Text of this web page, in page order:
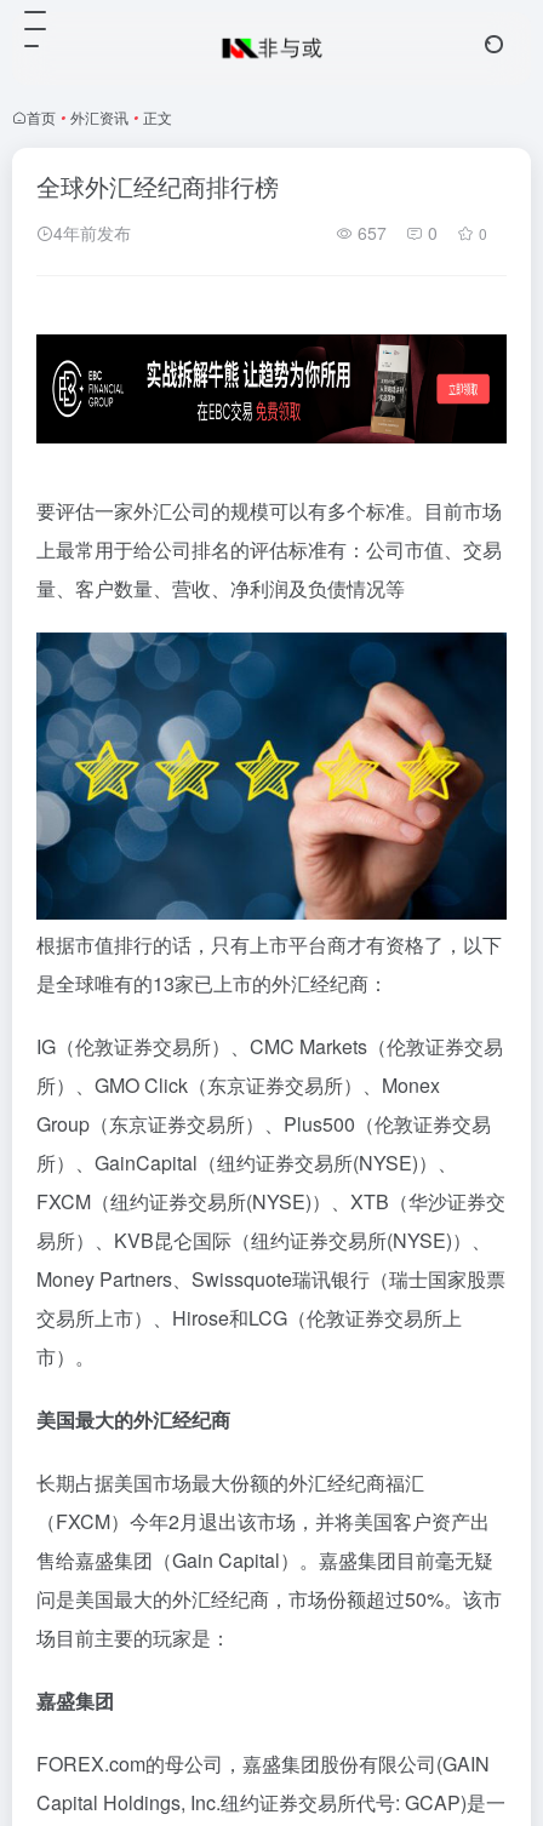
首页 • 外汇资讯 • 正文
全球外汇经纪商排行榜
4年前发布 657 0 0
要评估一家外汇公司的规模可以有多个标准。目前市场
上最常用于给公司排名的评估标准有：公司市值、交易
量、客户数量、营收、净利润及负债情况等
根据市值排行的话，只有上市平台商才有资格了，以下
是全球唯有的13家已上市的外汇经纪商：
IG（伦敦证券交易所）、CMC Markets（伦敦证券交易
所）、GMO Click（东京证券交易所）、Monex
Group（东京证券交易所）、Plus500（伦敦证券交易
所）、GainCapital（纽约证券交易所(NYSE)）、
FXCM（纽约证券交易所(NYSE)）、XTB（华沙证券交
易所）、KVB昆仑国际（纽约证券交易所(NYSE)）、
Money Partners、Swissquote瑞讯银行（瑞士国家股票
交易所上市）、Hirose和LCG（伦敦证券交易所上
市）。
美国最大的外汇经纪商
长期占据美国市场最大份额的外汇经纪商福汇
（FXCM）今年2月退出该市场，并将美国客户资产出
售给嘉盛集团（Gain Capital）。嘉盛集团目前毫无疑
问是美国最大的外汇经纪商，市场份额超过50%。该市
场目前主要的玩家是：
嘉盛集团
FOREX.com的母公司，嘉盛集团股份有限公司(GAIN
Capital Holdings, Inc.纽约证券交易所代号: GCAP)是一